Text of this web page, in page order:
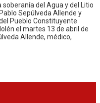
soberanía del Agua y del Litio
Sepúlveda Allende y
Pueblo Constituyente
el martes 13 de abril de
Allende, médico,